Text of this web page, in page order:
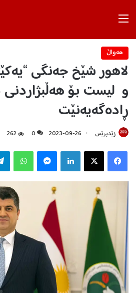
هه‌واڵ
لاهور شێخ جەنگی
و لیست بۆ هەڵبژاردنی
ڕادەگەیەنێت
زێدپرێس 2023-09-26
0
262
X